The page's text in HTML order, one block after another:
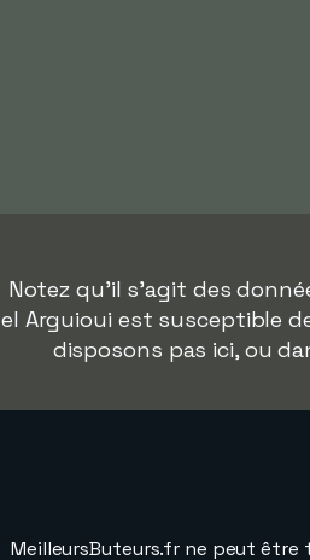
Notez qu'il s'agit des
el Arguioui est susceptible
disposons pas ici, ou
MeilleursButeurs.fr ne peut